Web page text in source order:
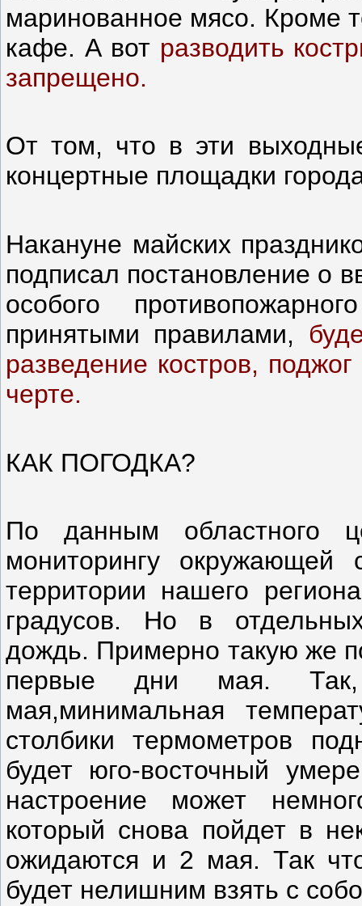
маринованное мясо. Кроме
кафе. А вот разводить
запрещено.
От том, что в эти
концертные площадки
Накануне майских
подписал постановление о
особого
принятыми правилами,
разведение костров,
черте.
КАК ПОГОДКА?
По данным областного
мониторингу
территории нашего
градусов. Но в
дождь. Примерно такую же
первые дни мая.
мая,минимальная
столбики термометров
будет юго-восточный
настроение может
который снова пойдет в
ожидаются и 2 мая. Так
будет нелишним взять с